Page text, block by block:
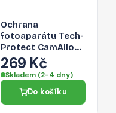
Ochrana
fotoaparátu Tech-
Protect CamAlloy
Fit+ pro iPhone 17
Pro Max – Cosmic
Orange
269 Kč
Skladem (2-4 dny)
Do košíku